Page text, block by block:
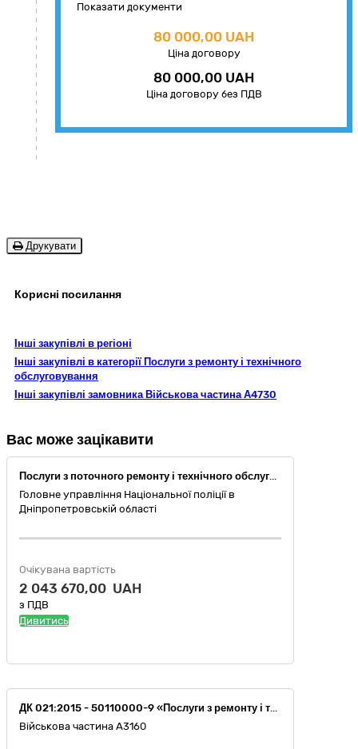
Показати документи
80 000,00 UAH
Ціна договору
80 000,00 UAH
Ціна договору без ПДВ
Друкувати
Корисні посилання
Інші закупівлі в регіоні
Інші закупівлі в категорії Послуги з ремонту і технічного
обслуговування
Інші закупівлі замовника Військова частина А4730
Вас може зацікавити
Послуги з поточного ремонту і технічного обслуговування автомобілів
Головне управління Національної поліції в
Дніпропетровській області
Очікувана вартість
2 043 670,00 UAH
з ПДВ
Дивитись
ДК 021:2015 - 50110000-9 «Послуги з ремонту і технічного обслуговування мототранспортних засобів і супутнього обладнання» Поточний ремонт автомобільного крана КТА-25(АБШ DAEWOO AM6CE), зав.№40622040, 2022 р.в.
Військова частина А3160